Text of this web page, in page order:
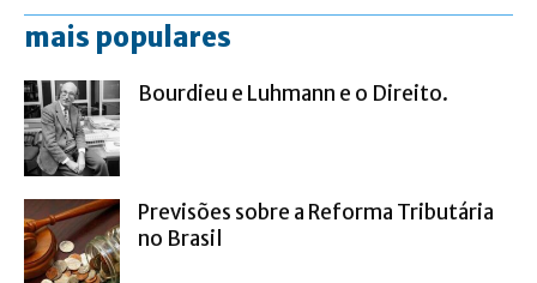
mais populares
Bourdieu e Luhmann e o Direito.
Previsões sobre a Reforma Tributária
no Brasil